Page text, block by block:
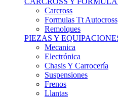
Formulas Tt Autocross
Remolques
PIEZAS Y EQUIPACIONES
Mecanica
Electrónica
Chasis Y Carrocería
Suspensiones
Frenos
Llantas
Neumáticos